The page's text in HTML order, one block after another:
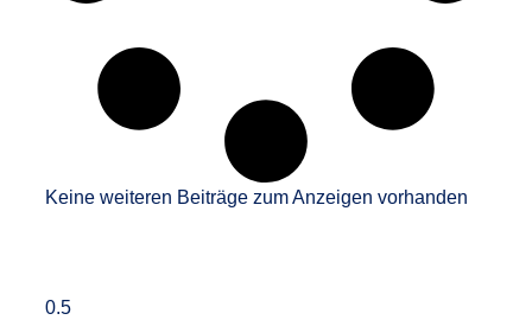
Keine weiteren Beiträge zum Anzeigen vorhanden